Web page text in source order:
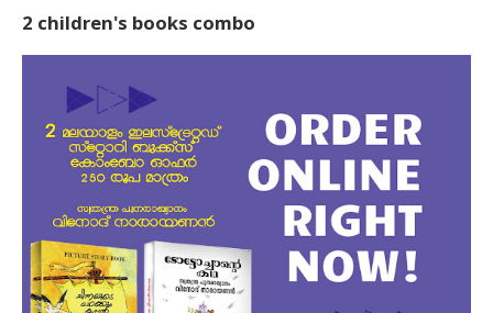
2 children's books combo